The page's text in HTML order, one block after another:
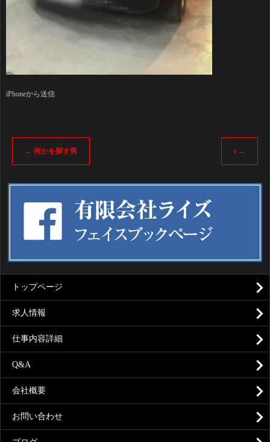
iPhoneから送信
← 何かを探す男 t →
トップページ
求人情報
仕事内容詳細
Q&A
会社概要
お問い合わせ